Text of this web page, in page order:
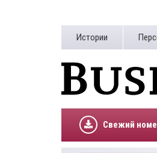
Истории
Свежий